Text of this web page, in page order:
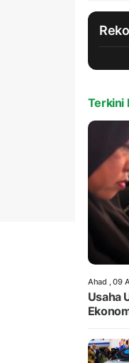
Terkini
Ahad , 09
Usaha